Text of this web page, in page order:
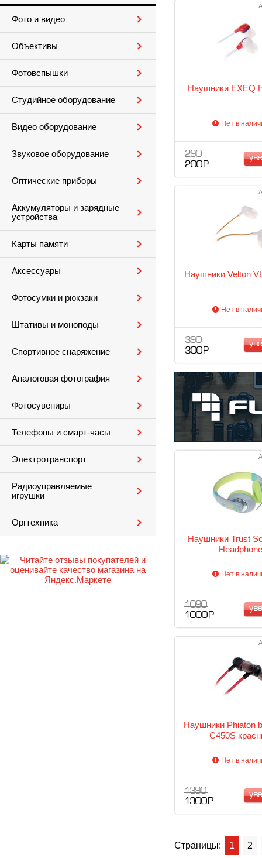
Фото и видео
Объективы
Фотовспышки
Студийное оборудование
Видео оборудование
Звуковое оборудование
Оптические приборы
Аккумуляторы и зарядные
устройства
Карты памяти
Аксессуары
Фотосумки и рюкзаки
Штативы и моноподы
Спортивное снаряжение
Аналоговая фотография
Фотосувениры
Телефоны и смарт-часы
Электротранспорт
Радиоуправляемые
игрушки
Оргтехника
Наушники EXEQ
Нет в
290
200 Р
Наушники Velton
Нет в
390
300 Р
Наушники Trust
Headphone
Нет в
1 090
1 000 Р
Наушники Phiaton
C450S
Нет в
1 390
1 300 Р
Страницы: 1 2